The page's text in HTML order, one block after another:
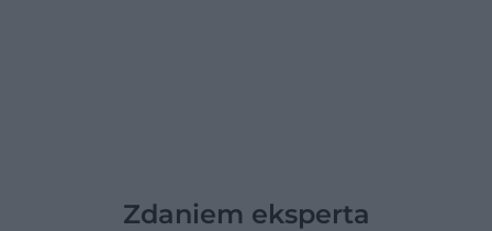
Zdaniem eksperta